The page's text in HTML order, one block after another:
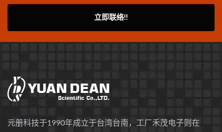
立即联络!!
元册科技于1990年成立于台湾台南，工厂禾茂电子则在